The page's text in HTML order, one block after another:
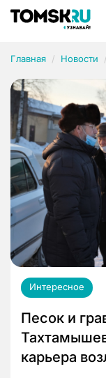
Главная Новости
Интересное
Песок и
карьера